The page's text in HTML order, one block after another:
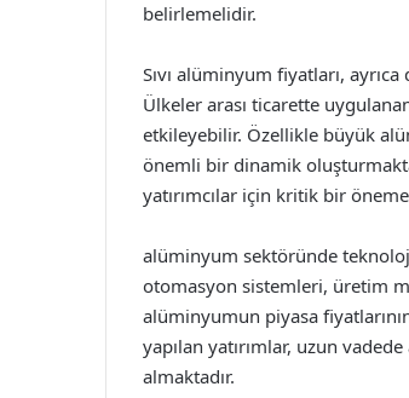
belirlemelidir.
Sıvı alüminyum fiyatları,
Ülkeler arası ticarette
etkileyebilir. Özellikle büyük
önemli bir dinamik
yatırımcılar için kritik bir
alüminyum sektöründe
otomasyon sistemleri, üretim
alüminyumun piyasa
yapılan yatırımlar, uzun
almaktadır.